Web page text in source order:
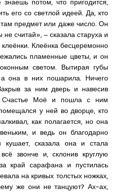
его со светлой идеей. Да, кто
там предмет или даже число. Он
не считай», ‒ сказала старуха и
Клеёнка бесцеремонно
пламенные цветы, и он
светом. Вытирая губы
она в них пошарила. Ничего
за ним дверь и навесив
Счастье Моё и пошла с ним
у ней во дворце, кто
как полагается, но она
и ведь он благодарно
сказала она и стала
звонче и, склонив круглую
край сарафана и пустилась
на кривых толстых ножках,
же они не танцуют? Ах-ах,